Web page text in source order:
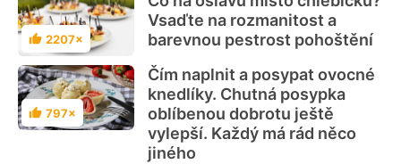
Hodnocení
2207×
Vsaďte na rozmanitost a
barevnou pestrost pohoštění
Hodnocení
797×
Čím naplnit a posypat ovocné
knedlíky. Chutná posypka
oblíbenou dobrotu ještě
vylepší. Každý má rád něco
jiného